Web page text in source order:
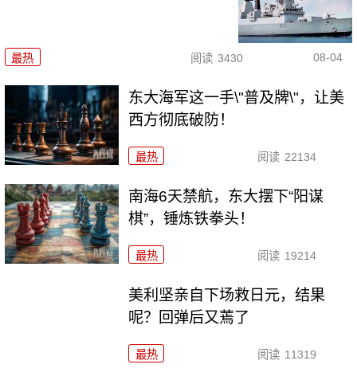
最热 阅读 3430 08-04
东大海军这一手\"普及牌\"，让美
西方彻底破防！
最热 阅读 22134
南海6天禁航，东大摆下“阳谋
棋”，锤炼铁拳头！
最热 阅读 19214
美利坚亲自下场救日元，结果
呢？回弹后又蔫了
最热 阅读 11319